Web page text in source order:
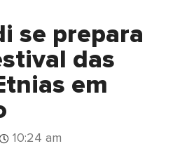
se prepara
das
em
10:24 am